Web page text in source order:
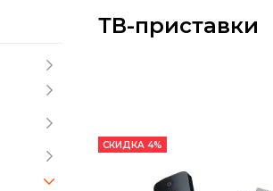
ТВ-приставки
СКИДКА 4%